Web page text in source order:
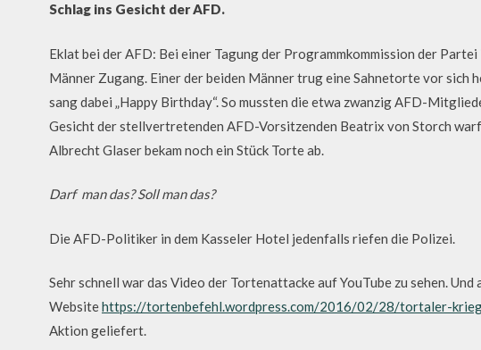
Schlag ins Gesicht der AFD.
Eklat bei der AFD: Bei einer Tagung der Programmkommission der
Männer Zugang. Einer der beiden Männer trug eine Sahnetorte vor sich
sang dabei „Happy Birthday“. So mussten die etwa zwanzig AFD-
Gesicht der stellvertretenden AFD-Vorsitzenden Beatrix von Storch
Albrecht Glaser bekam noch ein Stück Torte ab.
Darf man das? Soll man das?
Die AFD-Politiker in dem Kasseler Hotel jedenfalls riefen die Polizei.
Sehr schnell war das Video der Tortenattacke auf YouTube zu sehen. Und
Websitehttps://tortenbefehl.wordpress.com/2016/02/28/tortaler-
Aktion geliefert.